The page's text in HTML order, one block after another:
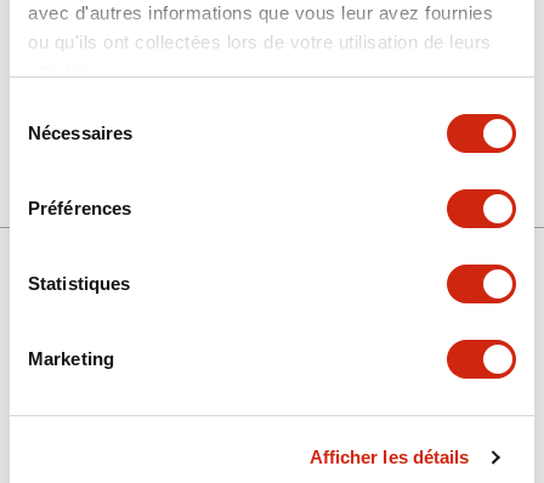
avec d'autres informations que vous leur avez fournies
ou qu'ils ont collectées lors de votre utilisation de leurs
Nécessaires
Préférences
Statistiques
Marketing
Afficher les détails
Sélectionner la quantité